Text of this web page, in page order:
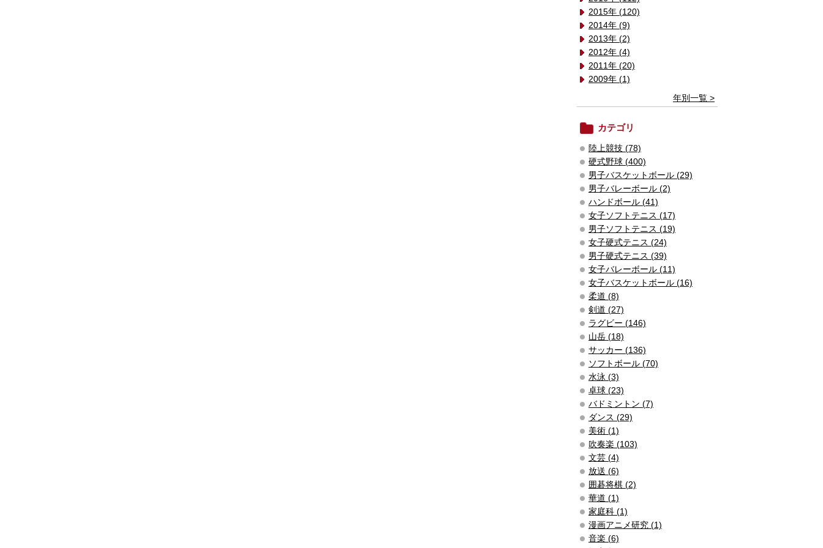
2015年 (120)
2014年 (9)
2013年 (2)
2012年 (4)
2011年 (20)
2009年 (1)
年別一覧 >
カテゴリ
陸上競技 (78)
硬式野球 (400)
男子バスケットボール (29)
男子バレーボール (2)
ハンドボール (41)
女子ソフトテニス (17)
男子ソフトテニス (19)
女子硬式テニス (24)
男子硬式テニス (39)
女子バレーボール (11)
女子バスケットボール (16)
柔道 (8)
剣道 (27)
ラグビー (146)
山岳 (18)
サッカー (136)
ソフトボール (70)
水泳 (3)
卓球 (23)
バドミントン (7)
ダンス (29)
美術 (1)
吹奏楽 (103)
文芸 (4)
放送 (6)
囲碁将棋 (2)
華道 (1)
家庭科 (1)
漫画アニメ研究 (1)
音楽 (6)